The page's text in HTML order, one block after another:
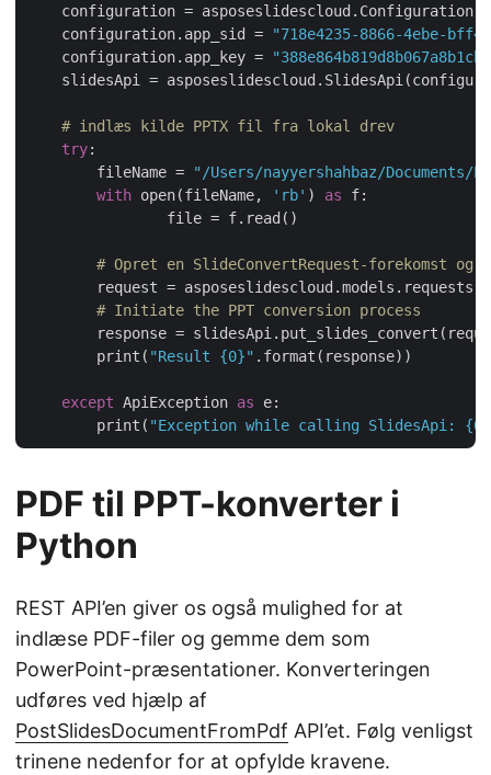
    configuration = asposeslidescloud.Configuration()
    configuration.app_sid =
"718e4235-8866-4ebe-
    configuration.app_key =
slidesApi =
# indlæs kilde PPTX fil fra lokal drev
try:
    	fileName =
"/Users/nayyershahbaz/Documents/
with open(fileName, 'rb' ) as f:
# Opret en SlideConvertRequest-forekomst
request =
# Initiate the PPT conversion process
	print(
"Result {0}" .format(response))
except ApiException as e:
	print(
"Exception while calling SlidesApi:
PDF til PPT-konverter i
Python
REST API’en giver os også mulighed for at
indlæse PDF-filer og gemme dem som
PowerPoint-præsentationer. Konverteringen
udføres ved hjælp af
PostSlidesDocumentFromPdf API’et. Følg venligst
trinene nedenfor for at opfylde kravene.